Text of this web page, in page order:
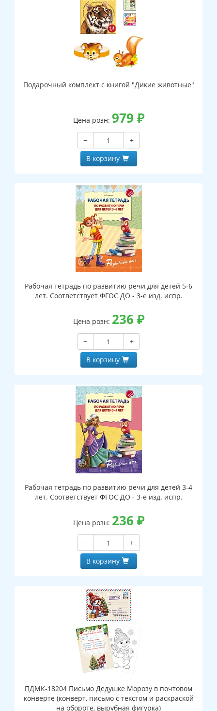
Подарочный комплект с книгой "Дикие животные"
Цена розн: 979 ₽
−
+
В корзину
Рабочая тетрадь по развитию речи для детей 5-6
лет. Соответствует ФГОС ДО - 3-е изд. испр.
Цена розн: 236 ₽
−
+
В корзину
Рабочая тетрадь по развитию речи для детей 3-4
лет. Соответствует ФГОС ДО - 3-е изд. испр.
Цена розн: 236 ₽
−
+
В корзину
ПДМК-18204 Письмо Дедушке Морозу в почтовом
конверте (конверт, письмо с текстом и раскраской
на обороте, вырубная фигурка)